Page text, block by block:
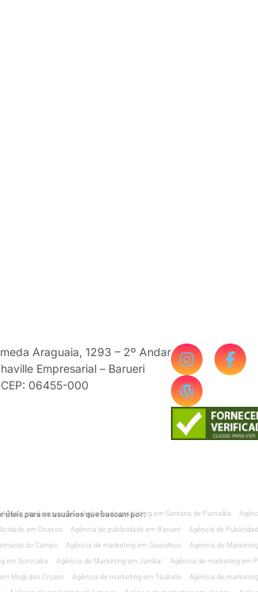
Araguaia, 1293 – 2º Andar
Empresarial – Barueri
CEP: 06455-000
úteis para os usuários que buscam por:
em Carapicuiba Agência de marketing em Santana de Parnaíba
em Osasco Agência de publicidade em Barueri Agência de
do Campo Agência de marketing em Guarulhos Agência de
em Sorocaba Agência de Marketing em Jundiaí Agência de marketing em
Mogi das Cruzes Agência de marketing em Taubaté Agência de